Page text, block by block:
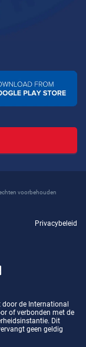
voorbehouden
Privacybeleid
de International
of verbonden met de
Dit
geen geldig